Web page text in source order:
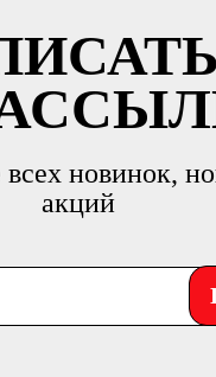
всех новинок,
акций